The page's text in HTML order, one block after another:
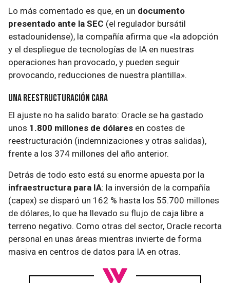
Lo más comentado es que, en un documento
presentado ante la SEC (el regulador bursátil
estadounidense), la compañía afirma que «la adopción
y el despliegue de tecnologías de IA en nuestras
operaciones han provocado, y pueden seguir
provocando, reducciones de nuestra plantilla».
Una reestructuración cara
El ajuste no ha salido barato: Oracle se ha gastado
unos 1.800 millones de dólares en costes de
reestructuración (indemnizaciones y otras salidas),
frente a los 374 millones del año anterior.
Detrás de todo esto está su enorme apuesta por la
infraestructura para IA: la inversión de la compañía
(capex) se disparó un 162 % hasta los 55.700 millones
de dólares, lo que ha llevado su flujo de caja libre a
terreno negativo. Como otras del sector, Oracle recorta
personal en unas áreas mientras invierte de forma
masiva en centros de datos para IA en otras.